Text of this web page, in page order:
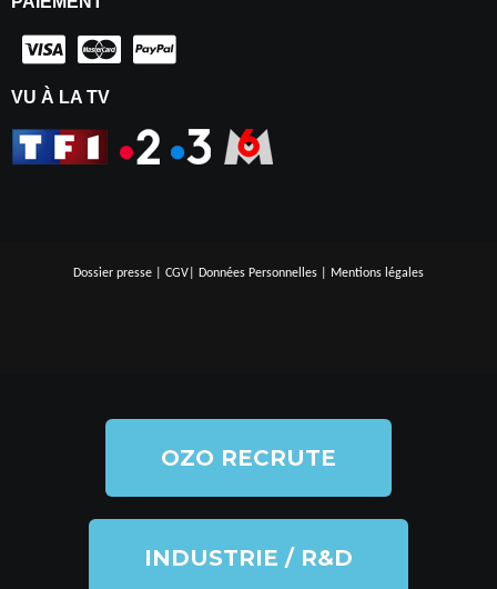
VU À LA TV
Dossier presse CGV Données Personnelles Mentions légales
OZO RECRUTE
INDUSTRIE / R&D